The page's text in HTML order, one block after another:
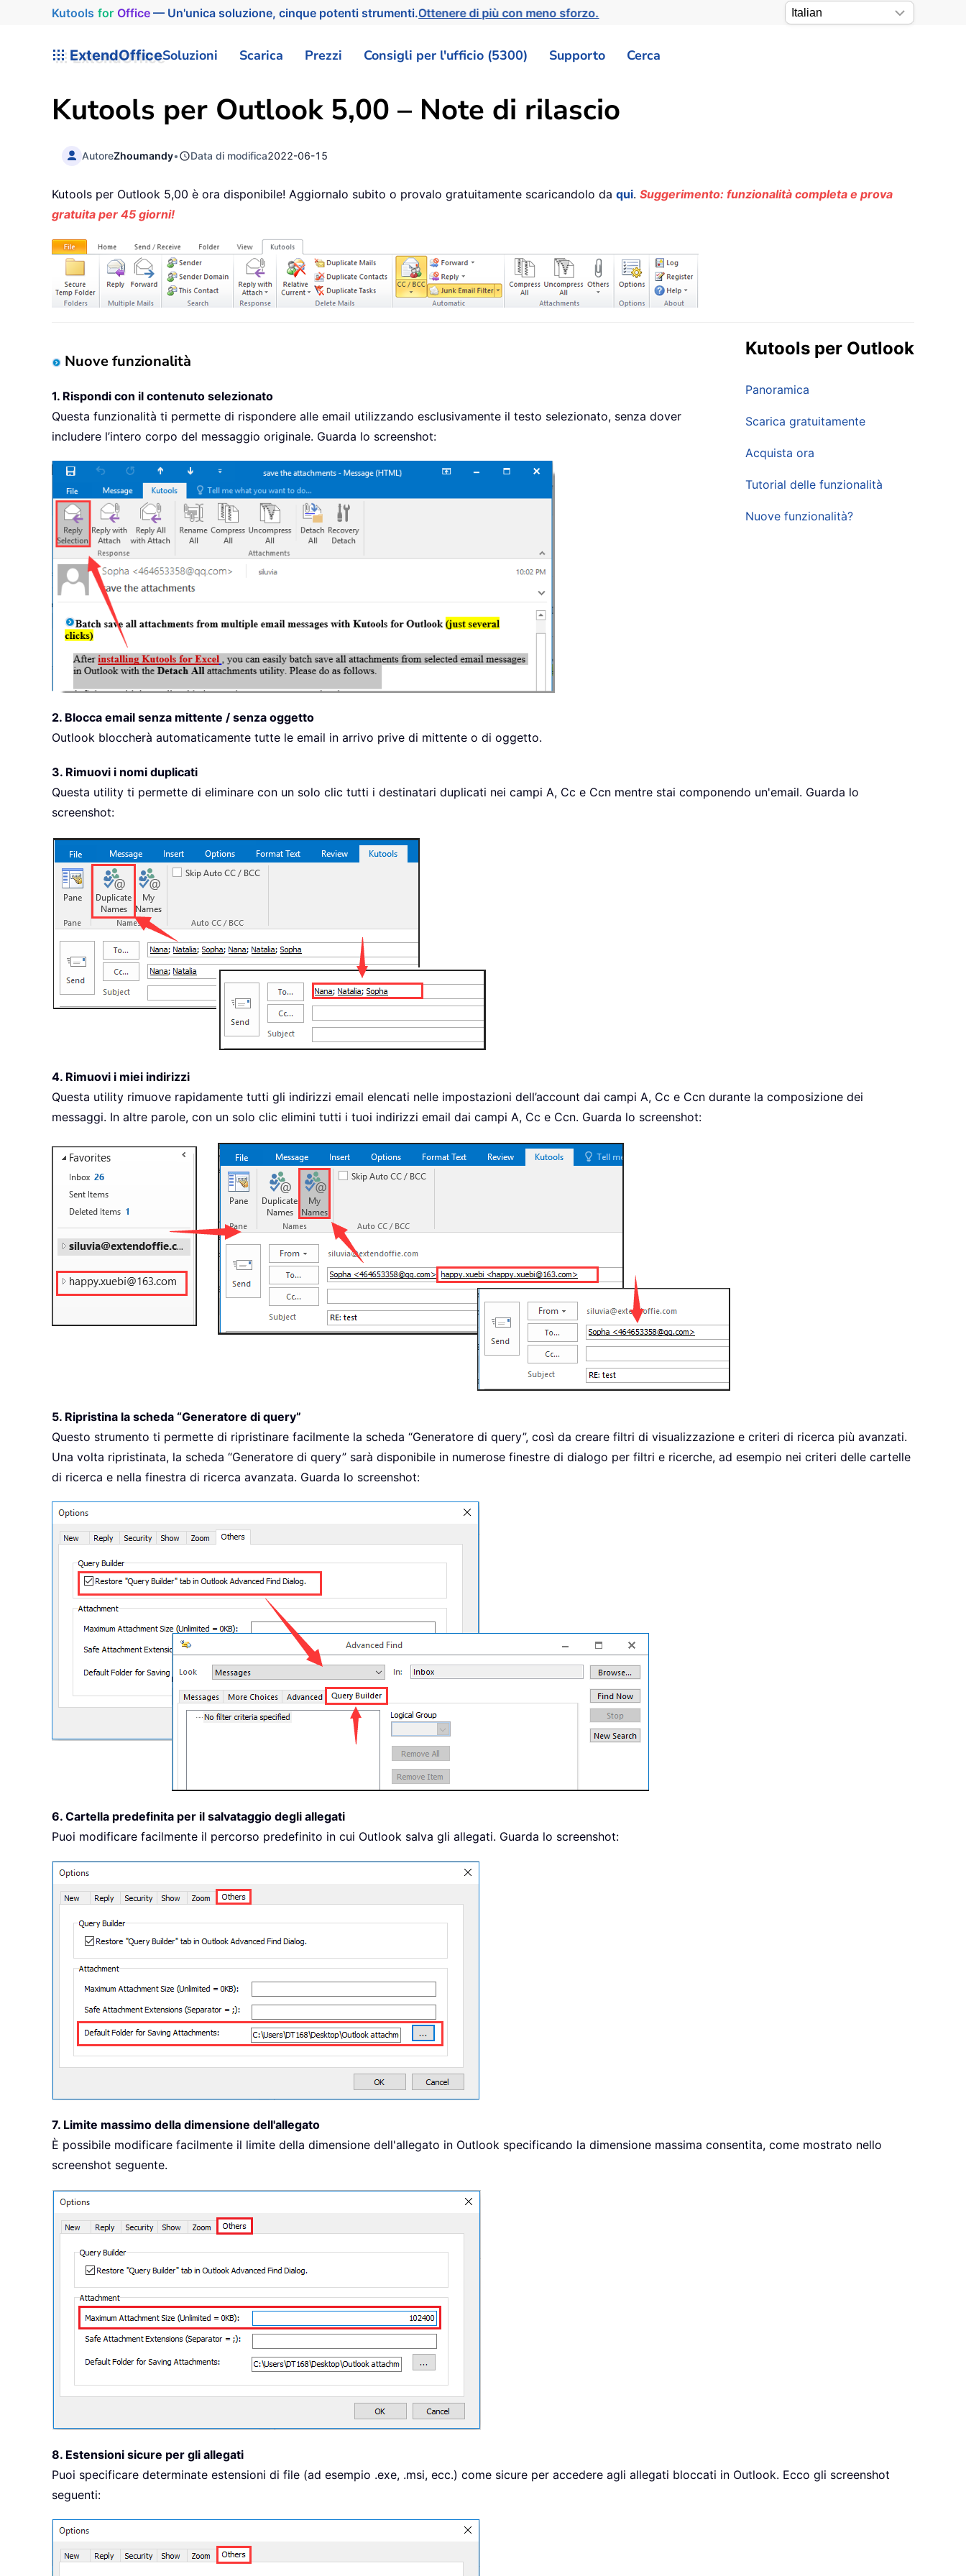
Kutools for Office— Un'unica soluzione, cinque potenti strumenti.Ottenere di più con meno sforzo.
ExtendOfficeSoluzioni Scarica Prezzi Consigli per l'ufficio (5300) Supporto Cerca
Kutools per Outlook 5,00 – Note di rilascio
AutoreZhoumandy• Data di modifica2022-06-15
Kutools per Outlook 5,00 è ora disponibile! Aggiornalo subito o provalo gratuitamente scaricandolo da qui. Suggerimento: funzionalità completa e prova
gratuita per 45 giorni!
Kutools per Outlook
Panoramica
Scarica gratuitamente
Acquista ora
Tutorial delle funzionalità
Nuove funzionalità?
Nuove funzionalità
1. Rispondi con il contenuto selezionato
Questa funzionalità ti permette di rispondere alle email utilizzando esclusivamente il testo selezionato, senza dover
includere l’intero corpo del messaggio originale. Guarda lo screenshot:
2. Blocca email senza mittente / senza oggetto
Outlook bloccherà automaticamente tutte le email in arrivo prive di mittente o di oggetto.
3. Rimuovi i nomi duplicati
Questa utility ti permette di eliminare con un solo clic tutti i destinatari duplicati nei campi A, Cc e Ccn mentre stai componendo un'email. Guarda lo
screenshot:
4. Rimuovi i miei indirizzi
Questa utility rimuove rapidamente tutti gli indirizzi email elencati nelle impostazioni dell’account dai campi A, Cc e Ccn durante la composizione dei
messaggi. In altre parole, con un solo clic elimini tutti i tuoi indirizzi email dai campi A, Cc e Ccn. Guarda lo screenshot:
5. Ripristina la scheda “Generatore di query”
Questo strumento ti permette di ripristinare facilmente la scheda “Generatore di query”, così da creare filtri di visualizzazione e criteri di ricerca più avanzati.
Una volta ripristinata, la scheda “Generatore di query” sarà disponibile in numerose finestre di dialogo per filtri e ricerche, ad esempio nei criteri delle cartelle
di ricerca e nella finestra di ricerca avanzata. Guarda lo screenshot:
6. Cartella predefinita per il salvataggio degli allegati
Puoi modificare facilmente il percorso predefinito in cui Outlook salva gli allegati. Guarda lo screenshot:
7. Limite massimo della dimensione dell'allegato
È possibile modificare facilmente il limite della dimensione dell'allegato in Outlook specificando la dimensione massima consentita, come mostrato nello
screenshot seguente.
8. Estensioni sicure per gli allegati
Puoi specificare determinate estensioni di file (ad esempio .exe, .msi, ecc.) come sicure per accedere agli allegati bloccati in Outlook. Ecco gli screenshot
seguenti: